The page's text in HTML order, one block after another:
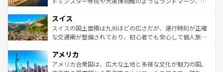
れる地方に足を運ぶとそれぞれで全く異なる文化を体験で
きるだろう。 なお、新着のフランス情報はコンテンツ一覧
を参照してほしい。
は、お酒好きな人にはぜひ体験してほしい。 なお、新着の
ドイツ情報はコンテンツ一覧を参照してほしい。
リアごとに異なる魅力がある。また、優雅なアフタヌーン
ティー、ビール好きにはたまらない英国パブ、サッカー観
戦など、本場だからこそできる体験も豊富。イギリスを旅
ンツ一覧を参照してほしい。
スイス
スイスの国土面積は九州ほどの広さだが、運行時刻が正確
な交通網が整備されており、初心者でも安心して個人旅行
の建物がそのまま残る町や、スイスならではのユニークな
博物館もあり、アルプス観光だけでなく町歩きも満喫する
アメリカ
アメリカ合衆国は、広大な土地と多様な文化が魅力の国。